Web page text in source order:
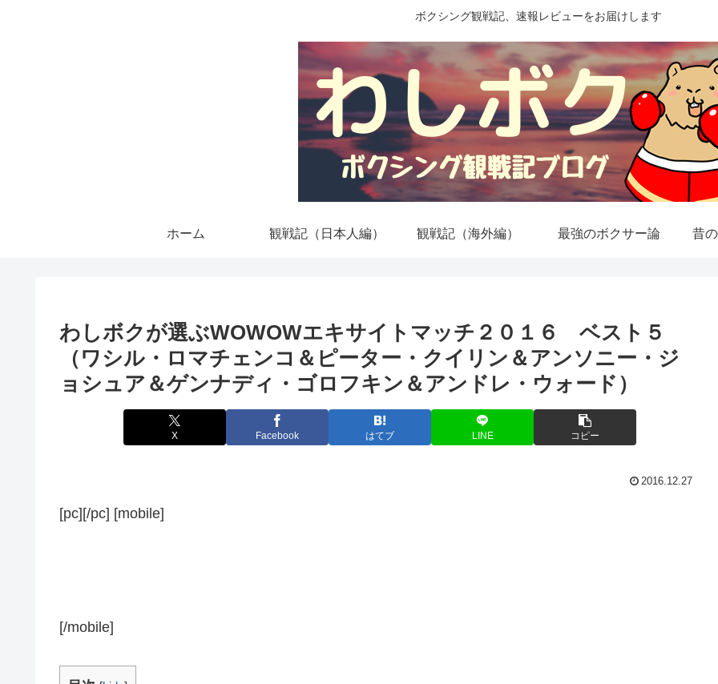
ボクシング観戦記、速報レビューをお届けします
ホーム 観戦記（日本人編） 観戦記（海外編） 最強のボクサー論 昔
わしボクが選ぶWOWOWエキサイトマッチ２０１６ ベスト５
（ワシル・ロマチェンコ＆ピーター・クイリン＆アンソニー・ジ
ョシュア＆ゲンナディ・ゴロフキン＆アンドレ・ウォード）
X Facebook はてブ LINE コピー
2016.12.27
[pc][/pc] [mobile]
[/mobile]